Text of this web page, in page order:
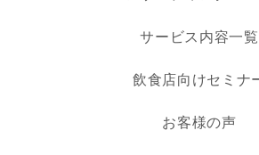
サービス内容一覧
飲食店向けセミナ
お客様の声